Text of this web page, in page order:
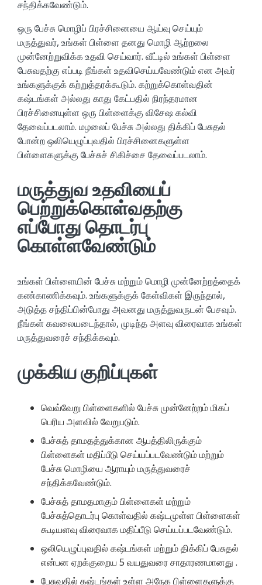
சந்திக்கவேண்டும்.
ஒரு பேச்சு மொழிப் பிரச்சினையை ஆய்வு செய்யும்
மருத்துவர், உங்கள் பிள்ளை தனது மொழி ஆற்றலை
முன்னேற்றுவிக்க உதவி செய்வார். வீட்டில் உங்கள் பிள்ளை
பேசுவதற்கு எப்படி நீங்கள் உதவிசெய்யவேண்டும் என அவர்
உங்களுக்குக் கற்றுத்தரக்கூடும். கற்றுக்கொள்வதின்
கஷ்டங்கள் அல்லது காது கேட்பதில் நிரந்தரமான
பிரச்சினையுள்ள ஒரு பிள்ளைக்கு விசேஷ கல்வி
தேவைப்படலாம். மழலைப் பேச்சு அல்லது திக்கிப் பேசுதல்
போன்ற ஒலியெழுப்புவதில் பிரச்சினைகளுள்ள
பிள்ளைகளுக்கு பேச்சுச் சிகிச்சை தேவைப்படலாம்.
மருத்துவ உதவியைப்
பெற்றுக்கொள்வதற்கு
எப்போது தொடர்பு
கொள்ளவேண்டும்
உங்கள் பிள்ளையின் பேச்சு மற்றும் மொழி முன்னேற்றத்தைக்
கண்காணிக்கவும். உங்களுக்குக் கேள்விகள் இருந்தால்,
அடுத்த சந்திப்பின்போது அவனது மருத்துவருடன் பேசவும்.
நீங்கள் கவலையடைந்தால், முடிந்த அளவு விரைவாக உங்கள்
மருத்துவரைச் சந்திக்கவும்.
முக்கிய குறிப்புகள்
வெவ்வேறு பிள்ளைகளில் பேச்சு முன்னேற்றம் மிகப்
பெரிய அளவில் வேறுபடும்.
பேச்சுத் தாமதத்துக்கான ஆபத்திலிருக்கும்
பிள்ளைகள் மதிப்பீடு செய்யப்படவேண்டும் மற்றும்
பேச்சு மொழியை ஆராயும் மருத்துவரைச்
சந்திக்கவேண்டும்.
பேச்சுத் தாமதமாகும் பிள்ளைகள் மற்றும்
பேச்சுத்தொடர்பு கொள்வதில் கஷ்டமுள்ள பிள்ளைகள்
கூடியளவு விரைவாக மதிப்பீடு செய்யப்படவேண்டும்.
ஒலியெழுப்புவதில் கஷ்டங்கள் மற்றும் திக்கிப் பேசுதல்
என்பன ஏறக்குறைய 5 வயதுவரை சாதாரணமானது .
பேசுவதில் கஷ்டங்கள் உள்ள அநேக பிள்ளைகளுக்கு